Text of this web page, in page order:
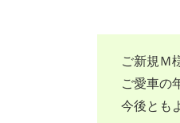
ご新規Ｍ
ご愛車の
今後とも